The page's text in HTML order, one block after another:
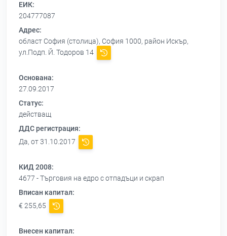
ЕИК:
204777087
Адрес:
област София (столица), София 1000, район Искър,
ул.Подп. Й. Тодоров 14
Основана:
27.09.2017
Статус:
действащ
ДДС регистрация:
Да, от 31.10.2017
КИД 2008:
4677 - Търговия на едро с отпадъци и скрап
Вписан капитал:
€ 255,65
Внесен капитал: